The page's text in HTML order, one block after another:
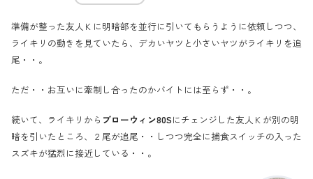
準備が整った友人Ｋに明暗部を並行に引いてもらうように依頼しつつ、
ライキリの動きを見ていたら、デカいヤツと小さいヤツがライキリを追
尾・・。
ただ・・お互いに牽制し合ったのかバイトには至らず・・。
続いて、ライキリから ブローウィン80Sにチェンジした友人Ｋが別の明
暗を引いたところ、２尾が追尾・・しつつ完全に捕食スイッチの入った
スズキが猛烈に接近している・・。